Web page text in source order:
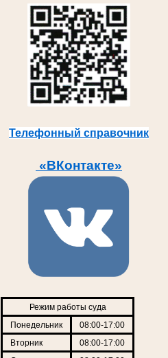
Телефонный справочник
«ВКонтакте»
Режим работы суда
Понедельник
08:00-17:00
Вторник
08:00-17:00